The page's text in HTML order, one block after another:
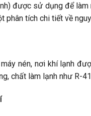
được sử dụng để
phân tích chi tiết về
nén, nơi khí lạnh
chất làm lạnh như R-